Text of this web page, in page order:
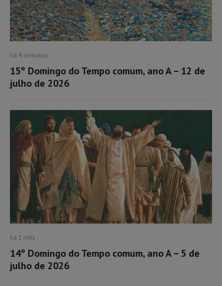
há 4 semanas
15º Domingo do Tempo comum, ano A – 12 de
julho de 2026
há 1 mês
14º Domingo do Tempo comum, ano A – 5 de
julho de 2026